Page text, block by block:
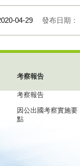
04-29 發布日期：
考察報告
考察報告
因公出國考察實施要
點